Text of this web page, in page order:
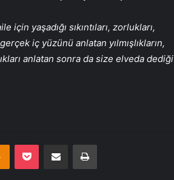
için yaşadığı sıkıntıları, zorlukları,
iç yüzünü anlatan yılmışlıkların,
anlatan sonra da size elveda dediği
Odnoklassniki
Pocket E-Posta ile paylaş Yazdır